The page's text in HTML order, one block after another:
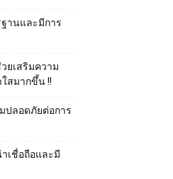
านและมีการ
ยเสริมความ
สมากขึ้น !!
ปลอดภัยต่อการ
เชื่อถือและมี